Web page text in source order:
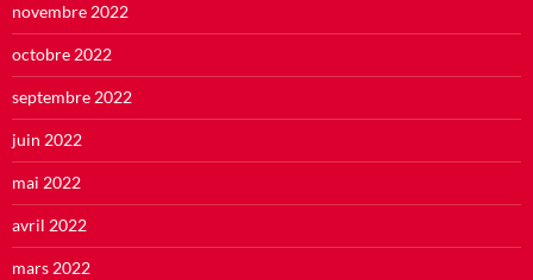
novembre 2022
octobre 2022
septembre 2022
juin 2022
mai 2022
avril 2022
mars 2022